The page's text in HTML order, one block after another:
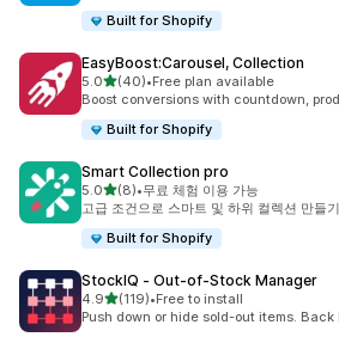
Built for Shopify
EasyBoost:Carousel, Collection
5.0별 5개 중
(40)
총 리뷰 40개
•Free plan available
Boost conversions with countdown,
Built for Shopify
Smart Collection pro
5.0별 5개 중
(8)
총 리뷰 8개
•무료 체험 이용 가능
고급 조건으로 스마트 및 하위 컬렉션 만들기
Built for Shopify
StockIQ ‑ Out‑of‑Stock Manager
4.9별 5개 중
(119)
총 리뷰 119개
•Free to install
Push down or hide sold-out items.